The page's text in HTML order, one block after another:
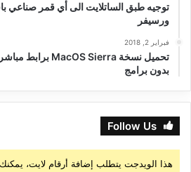
توجيه طبق الساتلايت الى أي قمر صناعي
ورسيفر
فبراير 2, 2018
بدون برامج
Follow Us
هذا الويدجت يتطلب إضافة أرقام لايت،